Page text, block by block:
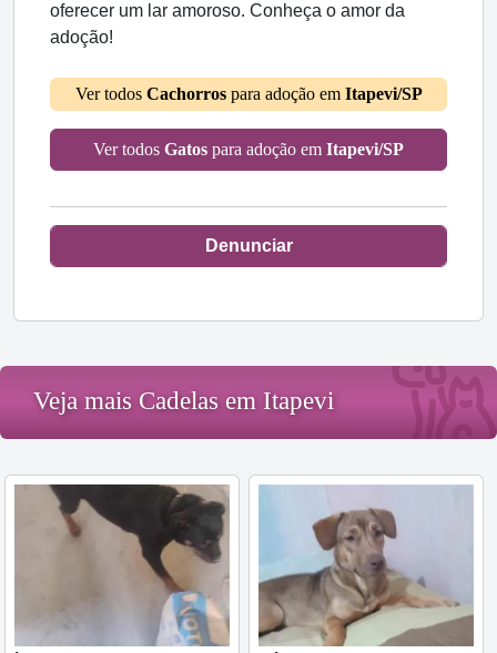
oferecer um lar amoroso. Conheça o amor da
adoção!
Ver todos Cachorrospara adoção em Itapevi/SP
Ver todos Gatos para adoção em Itapevi/SP
Denunciar
Veja mais Cadelas em Itapevi